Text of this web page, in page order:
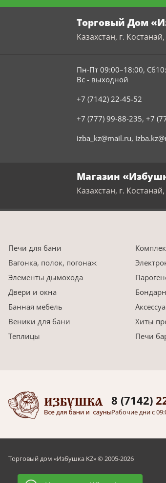
Торговый Дом
Казахстан, г.
Пн-Пт 09:00–18:00,
Вс - выходной
+7 (7142) 22-45-52
+7 (777) 99-88-235, +7
izba_kz@mail.ru,
Магазин
Казахстан, г.
Печи для бани
Вагонка, полок, погонаж
Элементы дымохода
Двери и окна
Банная мебель
Веники для бани
Хиты
Теплицы
Печи
8 (7142)
Рабочие дни с
Торговый дом «Избушка KZ» © 2005-2026